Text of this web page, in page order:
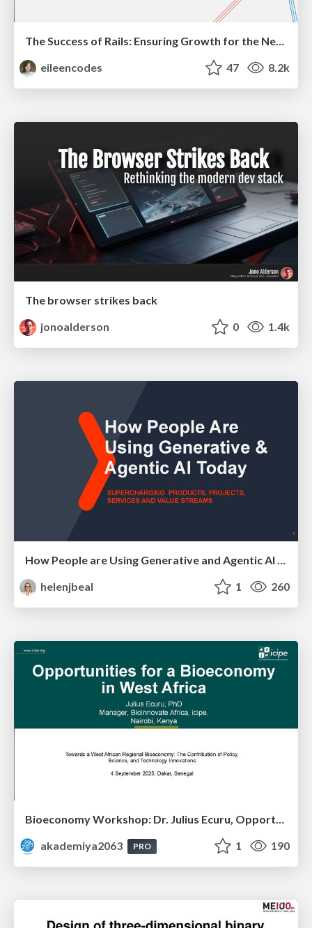
The Success of Rails: Ensuring Growth for the Next 100 Years
eileencodes
47 8.2k
The browser strikes back
jonoalderson
0 1.4k
How People are Using Generative and Agentic AI to Supercharge Their Products, Projects, Services and Value Streams Today
helenjbeal
1 260
Bioeconomy Workshop: Dr. Julius Ecuru, Opportunities for a Bioeconomy in West Africa
akademiya2063
PRO 1 190